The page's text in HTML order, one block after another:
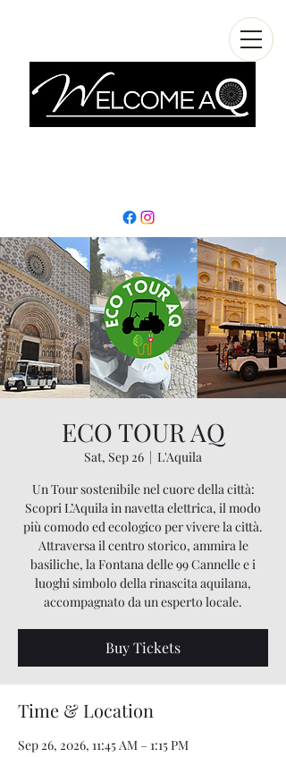
ECO TOUR AQ
Sat, Sep 26
  |
L'Aquila
Un Tour sostenibile nel cuore della città:
Scopri L’Aquila in navetta elettrica, il modo
più comodo ed ecologico per vivere la città.
Attraversa il centro storico, ammira le
basiliche, la Fontana delle 99 Cannelle e i
luoghi simbolo della rinascita aquilana,
accompagnato da un esperto locale.
Buy Tickets
Time & Location
Sep 26, 2026, 11:45 AM – 1:15 PM